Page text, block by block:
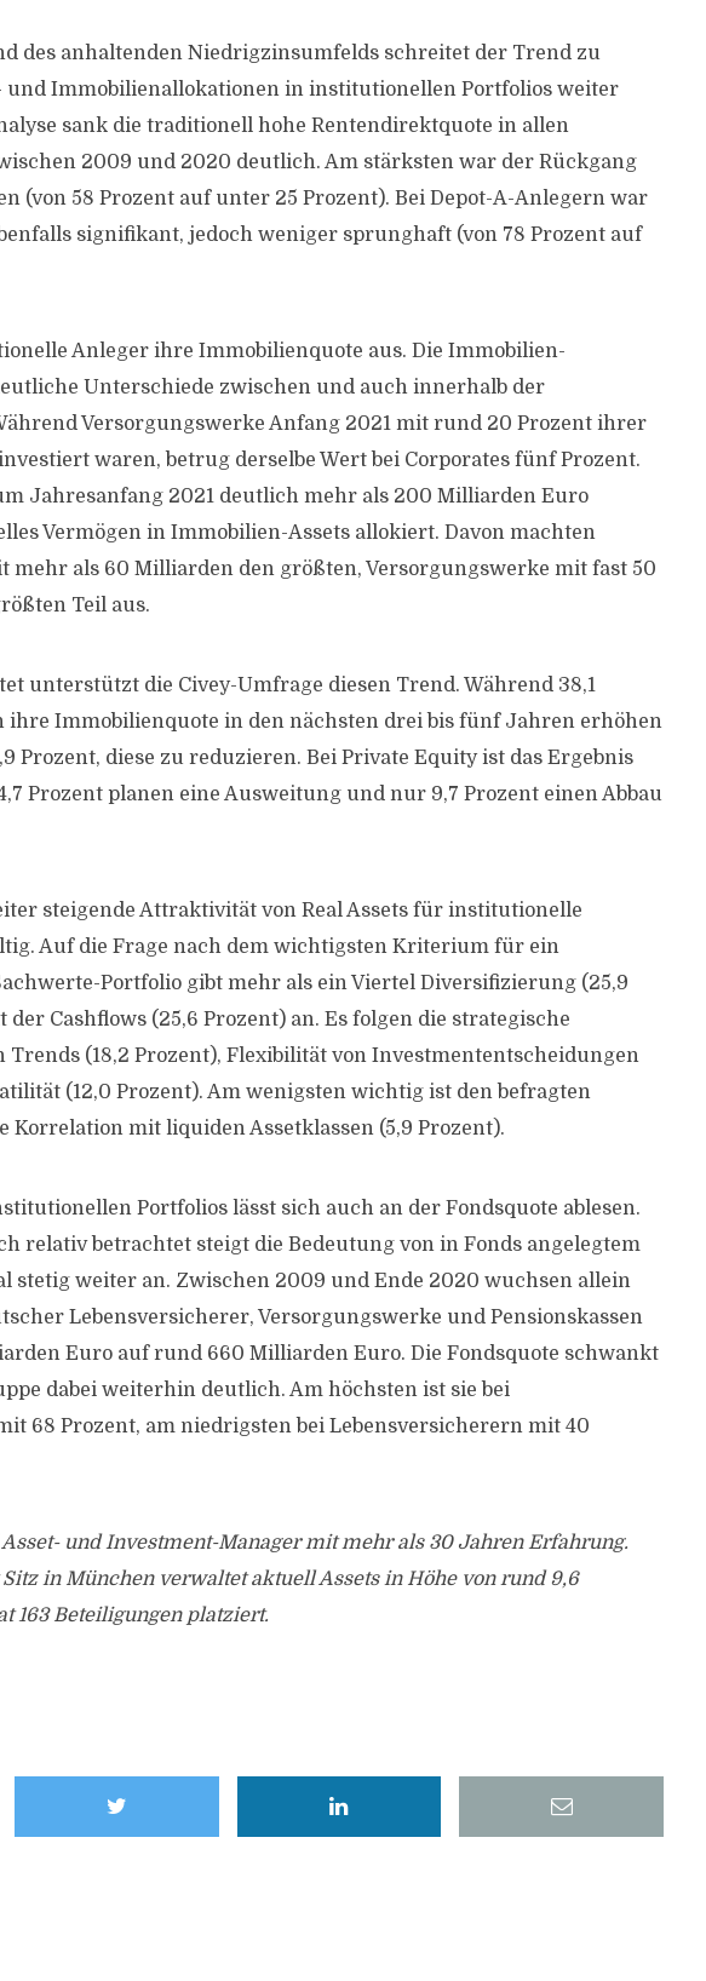
des anhaltenden Niedrigzinsumfelds schreitet der Trend zu
und Immobilienallokationen in institutionellen Portfolios weiter
sank die traditionell hohe Rentendirektquote in allen
2009 und 2020 deutlich. Am stärksten war der Rückgang
(von 58 Prozent auf unter 25 Prozent). Bei Depot-A-Anlegern war
signifikant, jedoch weniger sprunghaft (von 78 Prozent auf
Anleger ihre Immobilienquote aus. Die Immobilien-
Unterschiede zwischen und auch innerhalb der
Versorgungswerke Anfang 2021 mit rund 20 Prozent ihrer
waren, betrug derselbe Wert bei Corporates fünf Prozent.
Jahresanfang 2021 deutlich mehr als 200 Milliarden Euro
Vermögen in Immobilien-Assets allokiert. Davon machten
mehr als 60 Milliarden den größten, Versorgungswerke mit fast 50
Teil aus.
unterstützt die Civey-Umfrage diesen Trend. Während 38,1
ihre Immobilienquote in den nächsten drei bis fünf Jahren erhöhen
Prozent, diese zu reduzieren. Bei Private Equity ist das Ergebnis
Prozent planen eine Ausweitung und nur 9,7 Prozent einen Abbau
steigende Attraktivität von Real Assets für institutionelle
Auf die Frage nach dem wichtigsten Kriterium für ein
Portfolio gibt mehr als ein Viertel Diversifizierung (25,9
Cashflows (25,6 Prozent) an. Es folgen die strategische
(18,2 Prozent), Flexibilität von Investmententscheidungen
(12,0 Prozent). Am wenigsten wichtig ist den befragten
Korrelation mit liquiden Assetklassen (5,9 Prozent).
Portfolios lässt sich auch an der Fondsquote ablesen.
relativ betrachtet steigt die Bedeutung von in Fonds angelegtem
stetig weiter an. Zwischen 2009 und Ende 2020 wuchsen allein
Lebensversicherer, Versorgungswerke und Pensionskassen
Euro auf rund 660 Milliarden Euro. Die Fondsquote schwankt
dabei weiterhin deutlich. Am höchsten ist sie bei
68 Prozent, am niedrigsten bei Lebensversicherern mit 40
und Investment-Manager mit mehr als 30 Jahren Erfahrung.
in München verwaltet aktuell Assets in Höhe von rund 9,6
163 Beteiligungen platziert.